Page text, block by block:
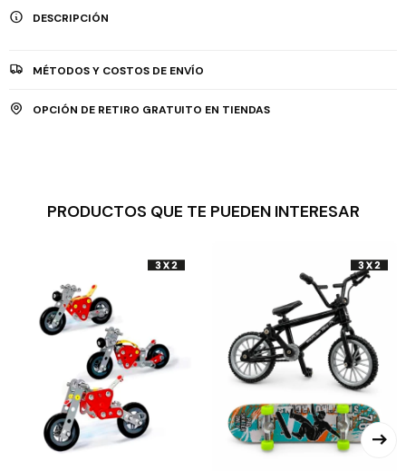
DESCRIPCIÓN
MÉTODOS Y COSTOS DE ENVÍO
OPCIÓN DE RETIRO GRATUITO EN TIENDAS
PRODUCTOS QUE TE PUEDEN INTERESAR